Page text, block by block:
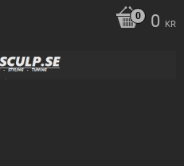
0 KR